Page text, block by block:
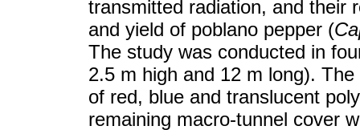
transmitted radiation, and their
and yield of poblano pepper (
The study was conducted in
2.5 m high and 12 m long).
of red, blue and translucent
remaining macro-tunnel cover